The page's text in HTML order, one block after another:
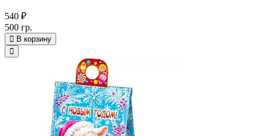
540 ₽
500 гр.
В корзину